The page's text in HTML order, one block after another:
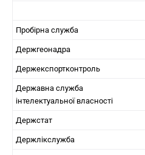
Пробірна служба
Держгеонадра
Держекспортконтроль
Державна служба
інтелектуальної власності
Держстат
Держлікслужба